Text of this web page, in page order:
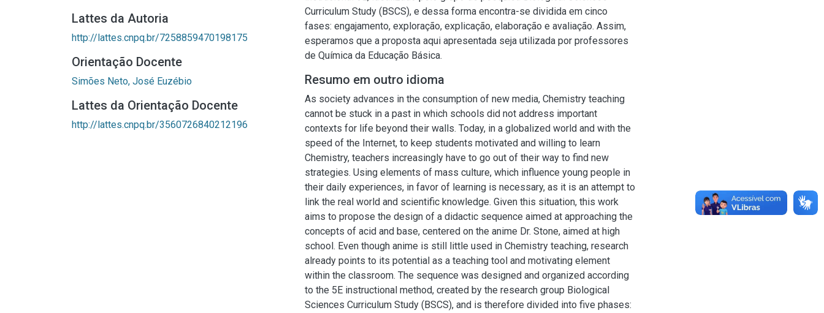
Lattes da Autoria
http://lattes.cnpq.br/7258859470198175
Orientação Docente
Simões Neto, José Euzébio
Lattes da Orientação Docente
http://lattes.cnpq.br/3560726840212196
Curriculum Study (BSCS), e dessa forma encontra-se dividida em cinco
fases: engajamento, exploração, explicação, elaboração e avaliação. Assim,
esperamos que a proposta aqui apresentada seja utilizada por professores
de Química da Educação Básica.
Resumo em outro idioma
As society advances in the consumption of new media, Chemistry teaching
cannot be stuck in a past in which schools did not address important
contexts for life beyond their walls. Today, in a globalized world and with the
speed of the Internet, to keep students motivated and willing to learn
Chemistry, teachers increasingly have to go out of their way to find new
strategies. Using elements of mass culture, which influence young people in
their daily experiences, in favor of learning is necessary, as it is an attempt to
link the real world and scientific knowledge. Given this situation, this work
aims to propose the design of a didactic sequence aimed at approaching the
concepts of acid and base, centered on the anime Dr. Stone, aimed at high
school. Even though anime is still little used in Chemistry teaching, research
already points to its potential as a teaching tool and motivating element
within the classroom. The sequence was designed and organized according
to the 5E instructional method, created by the research group Biological
Sciences Curriculum Study (BSCS), and is therefore divided into five phases: